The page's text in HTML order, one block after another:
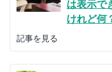
は表示で
けれど何
記事を見る